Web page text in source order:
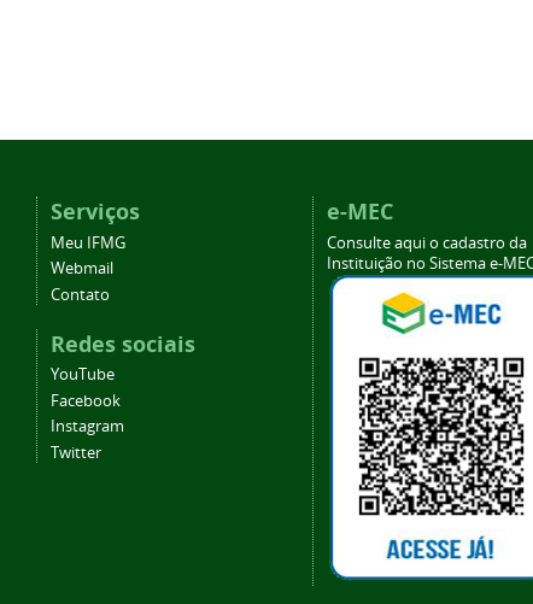
Serviços
Meu IFMG
Webmail
Contato
Redes sociais
YouTube
Facebook
Instagram
Twitter
e-MEC
Consulte aqui o cadastro da
Instituição no Sistema e-